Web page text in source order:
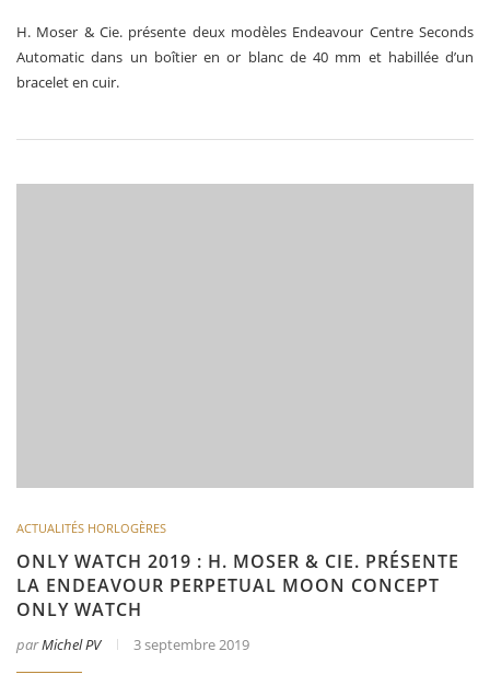
H. Moser & Cie. présente deux modèles Endeavour Centre Seconds
Automatic dans un boîtier en or blanc de 40 mm et habillée d’un
bracelet en cuir.
ACTUALITÉS HORLOGÈRES
ONLY WATCH 2019 : H. MOSER & CIE. PRÉSENTE
LA ENDEAVOUR PERPETUAL MOON CONCEPT
ONLY WATCH
parMichel PV 3 septembre 2019